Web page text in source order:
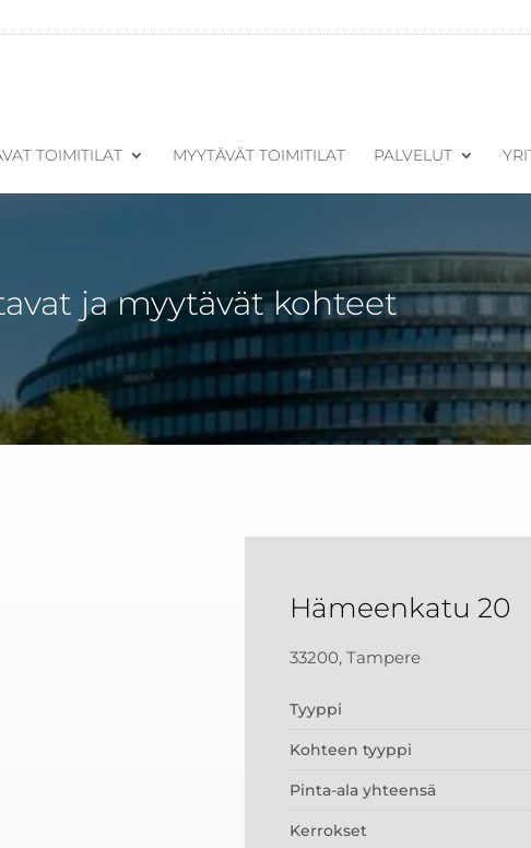
TOIMITILAT MYYTÄVÄT TOIMITILAT PALVELUT
ja myytävät kohteet
Hämeenkatu 20
33200, Tampere
Tyyppi
Kohteen tyyppi
Pinta-ala yhteensä
Kerrokset